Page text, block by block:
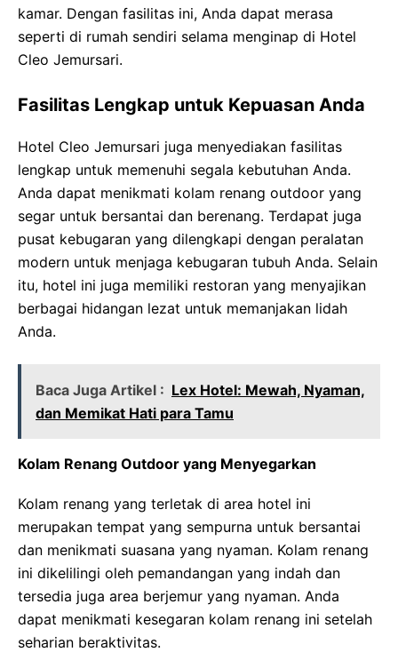
kamar. Dengan fasilitas ini, Anda dapat merasa
seperti di rumah sendiri selama menginap di Hotel
Cleo Jemursari.
Fasilitas Lengkap untuk Kepuasan Anda
Hotel Cleo Jemursari juga menyediakan fasilitas
lengkap untuk memenuhi segala kebutuhan Anda.
Anda dapat menikmati kolam renang outdoor yang
segar untuk bersantai dan berenang. Terdapat juga
pusat kebugaran yang dilengkapi dengan peralatan
modern untuk menjaga kebugaran tubuh Anda. Selain
itu, hotel ini juga memiliki restoran yang menyajikan
berbagai hidangan lezat untuk memanjakan lidah
Anda.
Baca Juga Artikel : Lex Hotel: Mewah, Nyaman,
dan Memikat Hati para Tamu
Kolam Renang Outdoor yang Menyegarkan
Kolam renang yang terletak di area hotel ini
merupakan tempat yang sempurna untuk bersantai
dan menikmati suasana yang nyaman. Kolam renang
ini dikelilingi oleh pemandangan yang indah dan
tersedia juga area berjemur yang nyaman. Anda
dapat menikmati kesegaran kolam renang ini setelah
seharian beraktivitas.